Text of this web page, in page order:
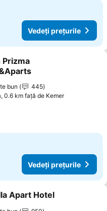
Vedeți prețurile
la favorite
Prizma
bun
445
0.6 km faţă de Kemer
Vedeți prețurile
la favorite
Apart Hotel